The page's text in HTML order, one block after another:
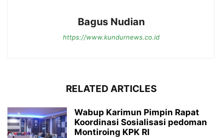
Bagus Nudian
https://www.kundurnews.co.id
RELATED ARTICLES
Wabup Karimun Pimpin Rapat
Koordinasi Sosialisasi pedoman
Montiroing KPK RI